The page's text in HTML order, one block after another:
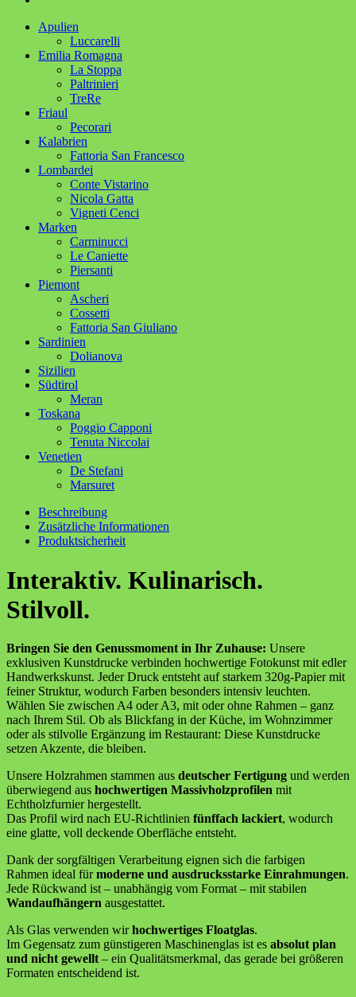
Apulien
Luccarelli
Emilia Romagna
La Stoppa
Paltrinieri
TreRe
Friaul
Pecorari
Kalabrien
Fattoria San Francesco
Lombardei
Conte Vistarino
Nicola Gatta
Vigneti Cenci
Marken
Carminucci
Le Caniette
Piersanti
Piemont
Ascheri
Cossetti
Fattoria San Giuliano
Sardinien
Dolianova
Sizilien
Südtirol
Meran
Toskana
Poggio Capponi
Tenuta Niccolai
Venetien
De Stefani
Marsuret
Beschreibung
Zusätzliche Informationen
Produktsicherheit
Interaktiv. Kulinarisch.
Stilvoll.
Bringen Sie den Genussmoment in Ihr Zuhause: Unsere
exklusiven Kunstdrucke verbinden hochwertige Fotokunst mit edler
Handwerkskunst. Jeder Druck entsteht auf starkem 320g-Papier mit
feiner Struktur, wodurch Farben besonders intensiv leuchten.
Wählen Sie zwischen A4 oder A3, mit oder ohne Rahmen – ganz
nach Ihrem Stil. Ob als Blickfang in der Küche, im Wohnzimmer
oder als stilvolle Ergänzung im Restaurant: Diese Kunstdrucke
setzen Akzente, die bleiben.
Unsere Holzrahmen stammen aus deutscher Fertigung und werden
überwiegend aus hochwertigen Massivholzprofilen mit
Echtholzfurnier hergestellt.
Das Profil wird nach EU-Richtlinien fünffach lackiert, wodurch
eine glatte, voll deckende Oberfläche entsteht.
Dank der sorgfältigen Verarbeitung eignen sich die farbigen
Rahmen ideal fürmoderne und ausdrucksstarke Einrahmungen.
Jede Rückwand ist – unabhängig vom Format – mit stabilen
Wandaufhängern ausgestattet.
Als Glas verwenden wirhochwertiges Floatglas.
Im Gegensatz zum günstigeren Maschinenglas ist es absolut plan
und nicht gewellt – ein Qualitätsmerkmal, das gerade bei größeren
Formaten entscheidend ist.